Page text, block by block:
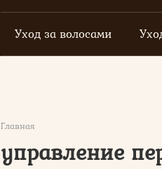
Уход за волосами
Главная
управление